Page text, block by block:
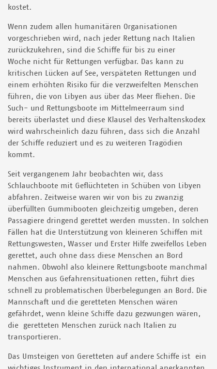
kostet.
Wenn zudem allen humanitären Organisationen
vorgeschrieben wird, nach jeder Rettung nach Italien
zurückzukehren, sind die Schiffe für bis zu einer
Woche nicht für Rettungen verfügbar. Das kann zu
kritischen Lücken auf See, verspäteten Rettungen und
einem erhöhten Risiko für die verzweifelten Menschen
führen, die von Libyen aus über das Meer fliehen. Die
Such- und Rettungsboote im Mittelmeerraum sind
bereits überlastet und diese Klausel des Verhaltenskodex
wird wahrscheinlich dazu führen, dass sich die Anzahl
der Schiffe reduziert und es zu weiteren Tragödien
kommt.
Seit vergangenem Jahr beobachten wir, dass
Schlauchboote mit Geflüchteten in Schüben von Libyen
abfahren. Zeitweise waren wir von bis zu zwanzig
überfüllten Gummibooten gleichzeitig umgeben, deren
Passagiere dringend gerettet werden mussten. In solchen
Fällen hat die Unterstützung von kleineren Schiffen mit
Rettungswesten, Wasser und Erster Hilfe zweifellos Leben
gerettet, auch ohne dass diese Menschen an Bord
nahmen. Obwohl also kleinere Rettungsboote manchmal
Menschen aus Gefahrensituationen retten, führt dies
schnell zu problematischen Überbelegungen an Bord. Die
Mannschaft und die geretteten Menschen wären
gefährdet, wenn kleine Schiffe dazu gezwungen wären,
die geretteten Menschen zurück nach Italien zu
transportieren.
Das Umsteigen von Geretteten auf andere Schiffe ist ein